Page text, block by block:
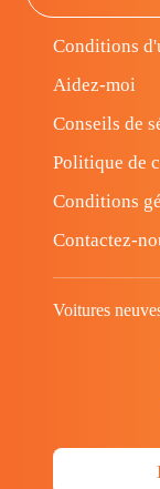
Conditions
Aidez-moi
Conseils de
Politique de
Conditions
Contactez-
Voitures